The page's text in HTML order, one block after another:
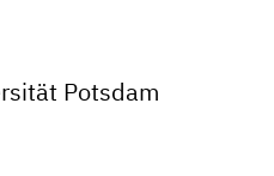
Potsdam